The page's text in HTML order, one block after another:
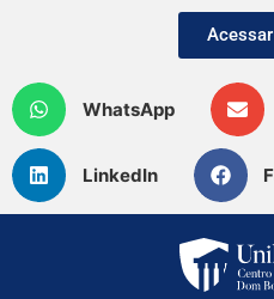
WhatsApp
LinkedIn